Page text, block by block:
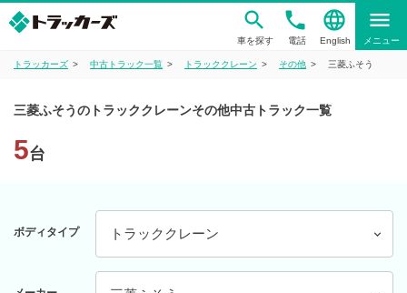
車を探す
phone
電話
language
English
menu
メニュー
トラッカーズ 中古トラック一覧 トラッククレーン その他 三菱ふそう
三菱ふそうのトラッククレーンその他中古トラック一覧
5台
ボディタイプ トラッククレーン